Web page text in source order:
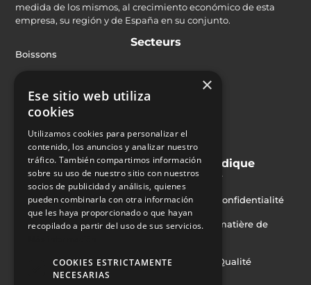
medida de los mismos, al crecimiento económico de esta
empresa, su región y de España en su conjunto.
Secteurs
Boissons
Industrie Pharmaceutique et cosmétique
Industrie
Solutions
Inspection
Éjection
Orientation
Encaissement
Juridique
Avis juridique
Politique de confidentialité
Politique en matière de
Politique de Qualité
×
Ese sitio web utiliza
cookies
Utilizamos cookies para personalizar el
contenido, los anuncios y analizar nuestro
tráfico. También compartimos información
sobre su uso de nuestro sitio con nuestros
socios de publicidad y análisis, quienes
pueden combinarla con otra información
que les haya proporcionado o que hayan
recopilado a partir del uso de sus servicios.
COOKIES ESTRICTAMENTE
NECESARIAS